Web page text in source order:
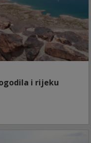
i rijeku